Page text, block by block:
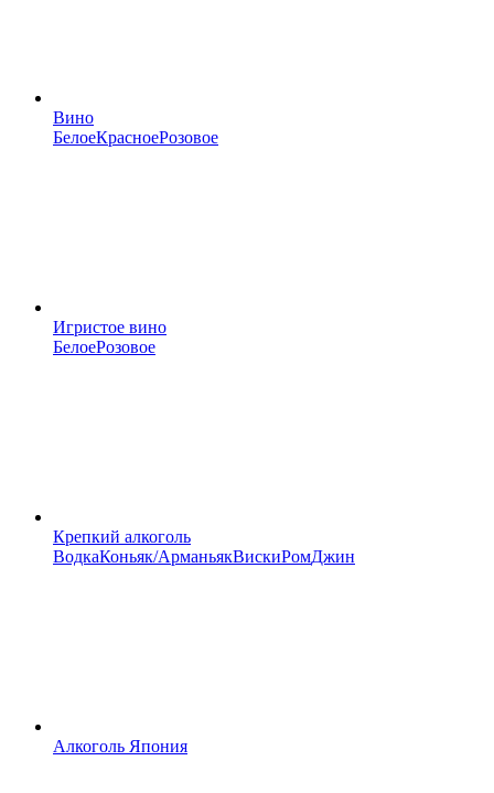
Вино
БелоеКрасноеРозовое
Игристое вино
БелоеРозовое
Крепкий алкоголь
ВодкаКоньяк/АрманьякВискиРомДжин
Алкоголь Япония